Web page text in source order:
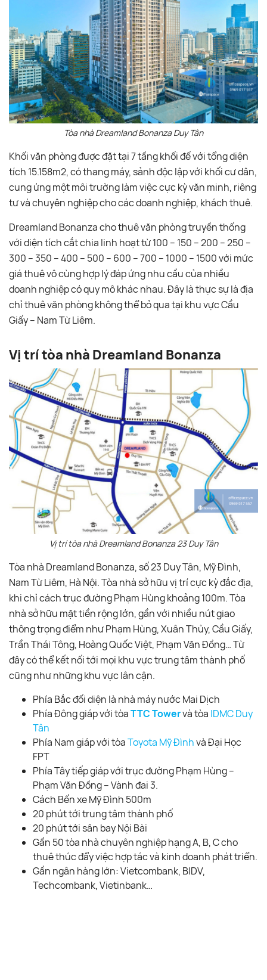
Tòa nhà Dreamland Bonanza Duy Tân
Khối văn phòng được đặt tại 7 tầng khối đế với tổng diện
tích 15.158m2, có thang máy, sảnh độc lập với khối cư dân,
cung ứng một môi trường làm việc cực kỳ văn minh, riêng
tư và chuyên nghiệp cho các doanh nghiệp, khách thuê.
Dreamland Bonanza cho thuê văn phòng truyền thống
với diện tích cắt chia linh hoạt từ 100 – 150 – 200 – 250 –
300 – 350 – 400 – 500 – 600 – 700 – 1000 – 1500 với mức
giá thuê vô cùng hợp lý đáp ứng nhu cầu của nhiều
doanh nghiệp có quy mô khác nhau. Đây là thực sự là địa
chỉ thuê văn phòng không thể bỏ qua tại khu vực Cầu
Giấy – Nam Từ Liêm.
Vị trí tòa nhà Dreamland Bonanza
Vị trí tòa nhà Dreamland Bonanza 23 Duy Tân
Tòa nhà Dreamland Bonanza, số 23 Duy Tân, Mỹ Đình,
Nam Từ Liêm, Hà Nội. Tòa nhà sở hữu vị trí cực kỳ đắc địa,
khi chỉ cách trục đường Phạm Hùng khoảng 100m. Tòa
nhà sở hữu mặt tiền rộng lớn, gần với nhiều nút giao
thông trọng điểm như Phạm Hùng, Xuân Thủy, Cầu Giấy,
Trần Thái Tông, Hoàng Quốc Việt, Phạm Văn Đồng… Từ
đây có thể kết nối tới mọi khu vực trung tâm thành phố
cũng như những khu vực lân cận.
Phía Bắc đối diện là nhà máy nước Mai Dịch
Phía Đông giáp với tòaTTC Towervà tòa IDMC Duy
Tân
Phía Nam giáp với tòaToyota Mỹ Đìnhvà Đại Học
FPT
Phía Tây tiếp giáp với trục đường Phạm Hùng –
Phạm Văn Đồng – Vành đai 3.
Cách Bến xe Mỹ Đình 500m
20 phút tới trung tâm thành phố
20 phút tới sân bay Nội Bài
Gần 50 tòa nhà chuyên nghiệp hạng A, B, C cho
thuê thúc đẩy việc hợp tác và kinh doanh phát triển.
Gần ngân hàng lớn: Vietcombank, BIDV,
Techcombank, Vietinbank…